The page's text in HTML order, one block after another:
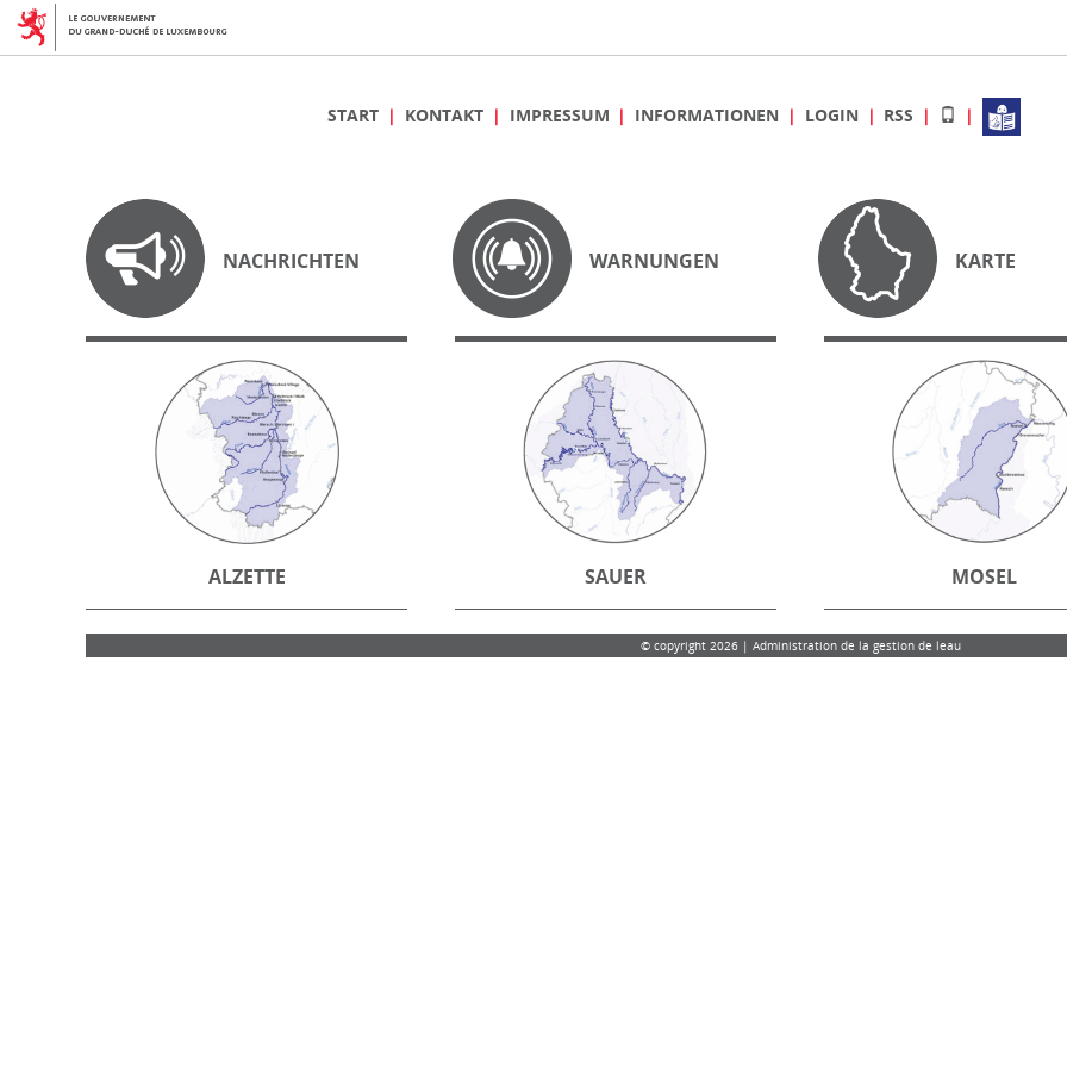
START KONTAKT IMPRESSUM INFORMATIONEN LOGIN RSS
NACHRICHTEN WARNUNGEN KARTE
ALZETTE SAUER MOSEL
© copyright 2026 | Administration de la gestion de leau